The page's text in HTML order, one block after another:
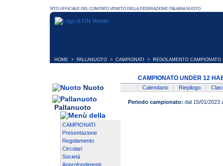
HOME > PALLANUOTO > CAMPIONATI > REGOLAMENTO CAMPIONATO
Nuoto
Pallanuoto
CAMPIONATI
Presentazione
Regolamento
Circolari
Società
Approfondimenti
CAMPIONATO UNDER 12
Calendario Riepilogo
Periodo campionato: dal 15/01/2023